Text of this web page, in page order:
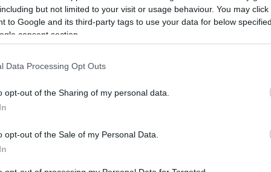
but not limited to your visit or usage behaviour. You may
to Google and its third-party tags to use your data for below
consent section.
Data Processing Opt Outs
opt-out of the Sharing of my personal data.
opt-out of the Sale of my Personal Data.
forrásként a Google Keresőben
a Kiskunsági Nemzeti Park egyik
köznyelvben gyakran „magyar Szaharaként”
mint egy tipikus magyar tájat.